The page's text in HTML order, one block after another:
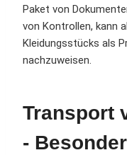
Paket von
von Kontrollen, kann
Kleidungsstücks als
nachzuweisen.
Transport
-